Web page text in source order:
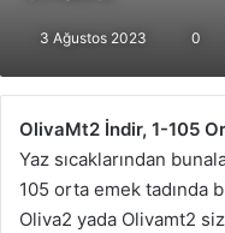
3 Ağustos 2023 0
OlivaMt2 İndir, 1-105
Yaz sıcaklarından
105 orta emek tadında
Oliva2 yada Olivamt2